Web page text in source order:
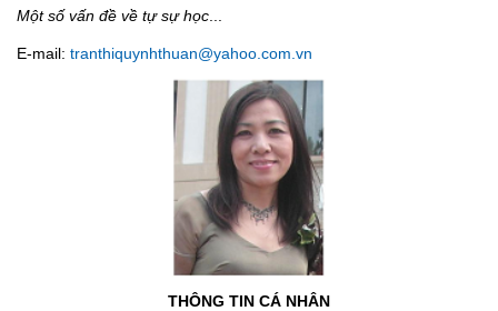
Một số vấn đề về tự sự học
E-mail: tranthiquynhthuan@yahoo.com.vn
THÔNG TIN CÁ NHÂN